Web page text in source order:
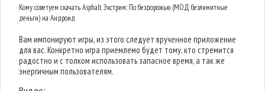
Кому советуем скачать Asphalt Экстрим: По бездорожью (МОД безлимитные
деньги) на Андроид
Вам импонируют игры, из этого следует врученное приложение
для вас. Конкретно игра приемлемо будет тому, кто стремится
радостно и с толком использовать запасное время, а так же
энергичным пользователям.